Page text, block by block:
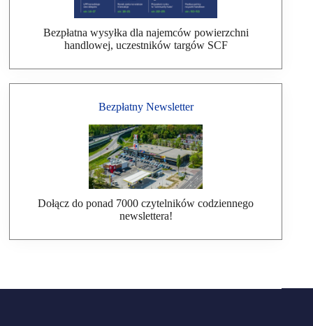
Bezpłatna wysyłka dla najemców powierzchni
handlowej, uczestników targów SCF
Bezpłatny Newsletter
Dołącz do ponad 7000 czytelników codziennego
newslettera!